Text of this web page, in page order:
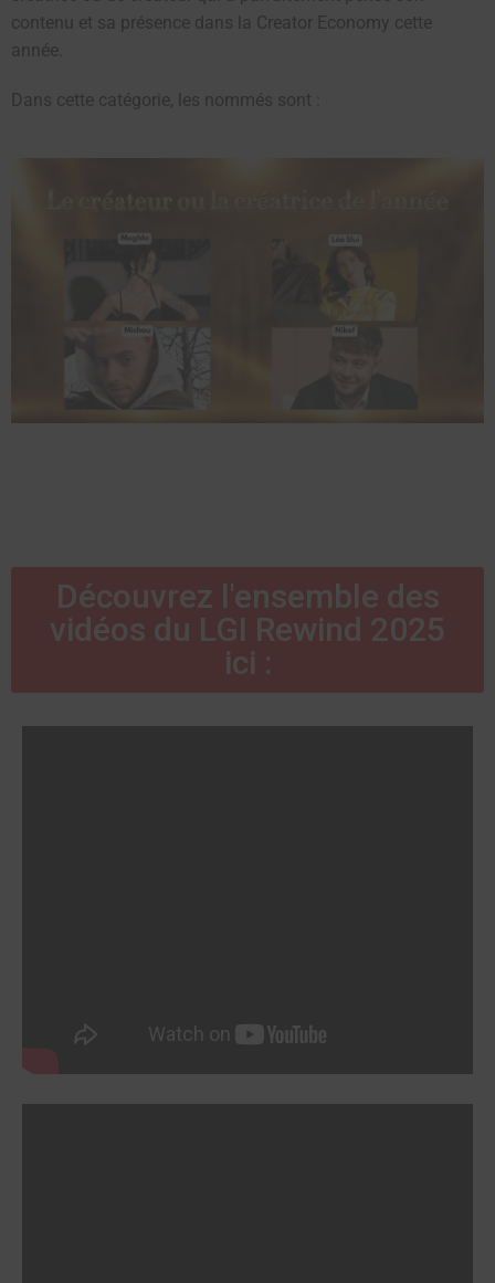
contenu et sa présence dans la Creator Economy cette
année.
Dans cette catégorie, les nommés sont :
Découvrez l'ensemble des
vidéos du LGI Rewind 2025
ici :